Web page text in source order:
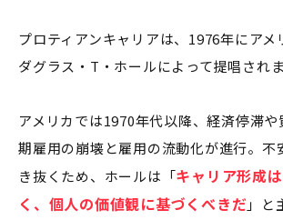
プロティアンキャリアは、1976年にアメ
ダグラス・T・ホールによって提唱されま
アメリカでは1970年代以降、経済停滞
期雇用の崩壊と雇用の流動化が進行。不
き抜くため、ホールは「キャリア形成
く、個人の価値観に基づくべきだ」と